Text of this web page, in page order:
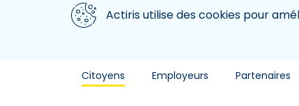
Aller au contenu principal
Nous utilisons des cookiesActiris utilise des cookies pour
Citoyens Employeurs Partenaires